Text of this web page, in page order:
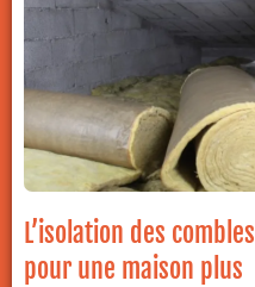
L’isolation des combles
pour une maison plus